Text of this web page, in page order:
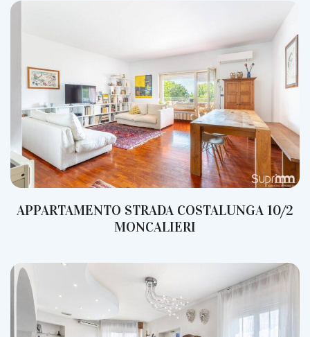
APPARTAMENTO STRADA COSTALUNGA 10/2
MONCALIERI